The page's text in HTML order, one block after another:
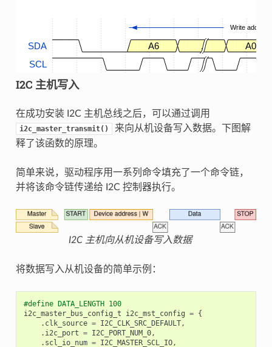
SDA A6 .
A0
SCL
Write address
I2C 主机写入
在成功安装 I2C 主机总线之后，可以通过调用
i2c_master_transmit()
来向从机设备写入数据。下图解
释了该函数的原理。
简单来说，驱动程序用一系列命令填充了一个命令链，
并将该命令链传递给 I2C 控制器执行。
I2C 主机向从机设备写入数据
将数据写入从机设备的简单示例：
#define DATA_LENGTH 100
i2c_master_bus_config_t
i2c_mst_config = {
. clk_source = I2C_CLK_SRC_DEFAULT,
. i2c_port = I2C_PORT_NUM_0,
. scl_io_num = I2C_MASTER_SCL_IO,